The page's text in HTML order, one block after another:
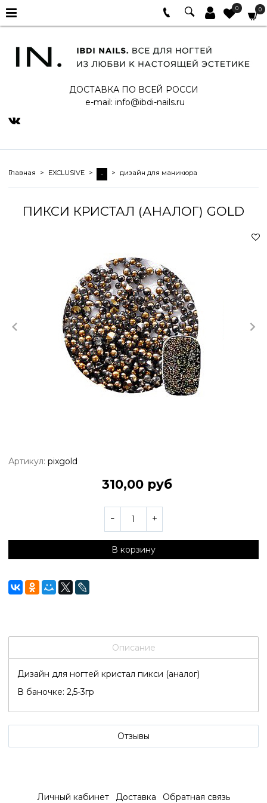
0 0
ДОСТАВКА ПО ВСЕЙ РОССИ
e-mail: info@ibdi-nails.ru
Главная EXCLUSIVE - дизайн для маникюра
ПИКСИ КРИСТАЛ (АНАЛОГ) GOLD
Артикул: pixgold
310,00 руб
В корзину
Описание
Дизайн для ногтей кристал пикси (аналог)
В баночке: 2,5-3гр
Отзывы
Личный кабинет Доставка Обратная связь